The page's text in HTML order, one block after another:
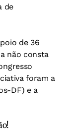
de
de 36
não consta
foram a
DF) e a